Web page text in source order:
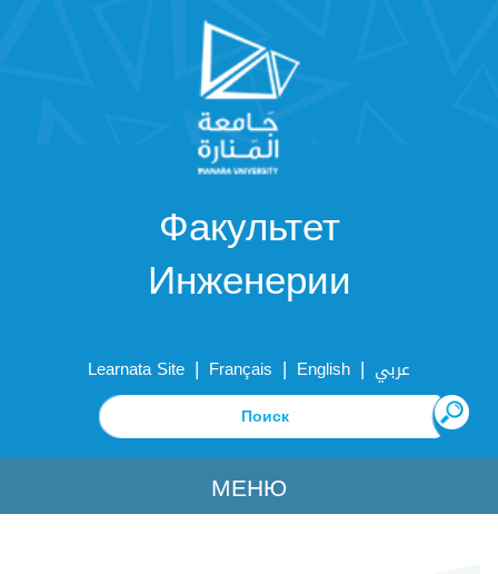
Факультет
Инженерии
Learnata Site | Français | English | عربي
МЕНЮ